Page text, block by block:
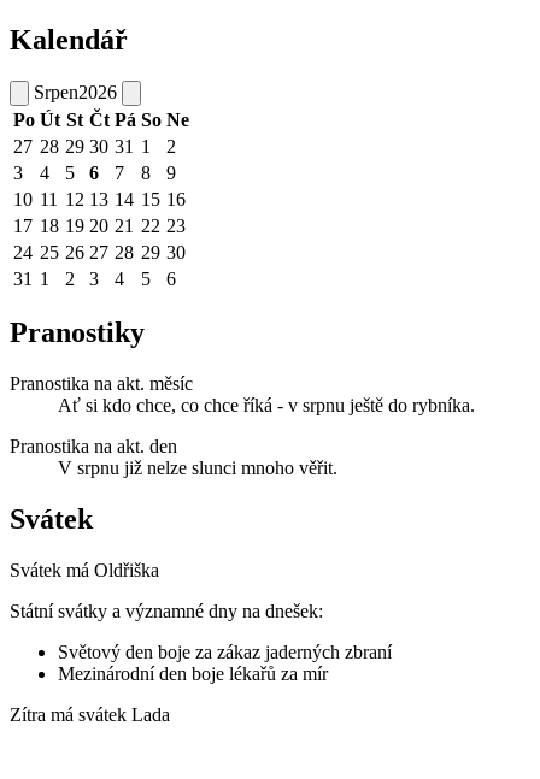
Kalendář
Srpen2026
Po Út St Čt Pá So Ne
27 28 29 30 31 1
2
3
4 5 6 7 8
9
10 11 12 13 14 15 16
17 18 19 20 21 22 23
24 25 26 27 28 29 30
31 1 2 3 4 5 6
Pranostiky
Pranostika na akt. měsíc
Ať si kdo chce, co chce říká - v srpnu ještě do rybníka.
Pranostika na akt. den
V srpnu již nelze slunci mnoho věřit.
Svátek
Svátek má Oldřiška
Státní svátky a významné dny na dnešek:
Světový den boje za zákaz jaderných zbraní
Mezinárodní den boje lékařů za mír
Zítra má svátek Lada